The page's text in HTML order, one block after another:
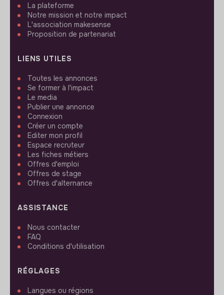
La plateforme
Notre mission et notre impact
L'association makesense
Proposition de partenariat
LIENS UTILES
Toutes les annonces
Se former à l'impact
Le media
Publier une annonce
Connexion
Créer un compte
Editer mon profil
Espace recruteur
Les fiches métiers
Offres d'emploi
Offres de stage
Offres d'alternance
ASSISTANCE
Nous contacter
FAQ
Conditions d'utilisation
RÉGLAGES
Langues ou régions